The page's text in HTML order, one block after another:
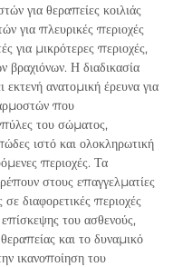
για θεραπείες κοιλιάς
για πλευρικές περιοχές
για μικρότερες περιοχές,
βραχιόνων. Η διαδικασία
ανατομική έρευνα για
που
του σώματος,
ιστό και ολοκληρωτική
περιοχές. Τα
στους επαγγελματίες
διαφορετικές περιοχές
του ασθενούς,
και το δυναμικό
ικανοποίηση του